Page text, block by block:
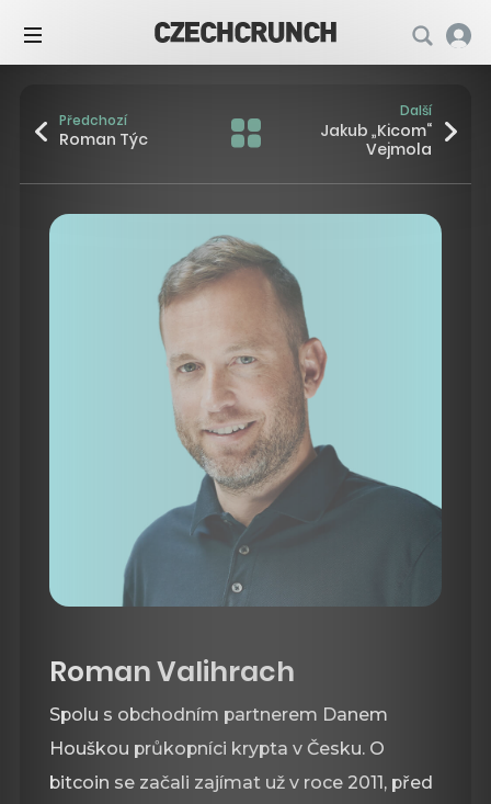
Předchozí
Roman Týc
Další
Jakub „Kicom“
Vejmola
Roman Valihrach
Spolu s obchodním partnerem Danem
Houškou průkopníci krypta v Česku. O
bitcoin se začali zajímat už v roce 2011, před